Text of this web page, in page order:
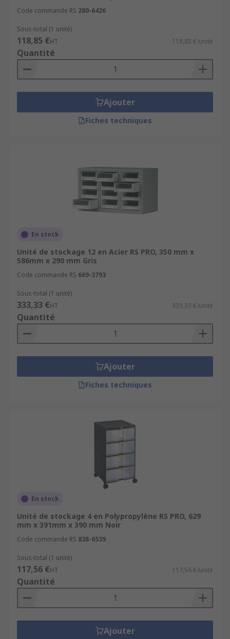
Code commande RS 280-6426
Sous-total (1 unité)
118,85 €HT 118,85 €/unité
Quantité
Ajouter
Fiches techniques
En stock
Unité de stockage 12 en Acier RS PRO, 350 mm x
586mm x 290 mm Gris
Code commande RS 669-3793
Sous-total (1 unité)
333,33 €HT 333,33 €/unité
Quantité
Ajouter
Fiches techniques
En stock
Unité de stockage 4 en Polypropylène RS PRO, 629
mm x 391mm x 390 mm Noir
Code commande RS 838-6539
Sous-total (1 unité)
117,56 €HT 117,56 €/unité
Quantité
Ajouter